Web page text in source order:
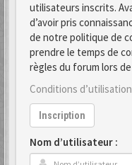
utilisateurs inscrits.
d’avoir pris
de notre politique de
prendre le temps de
règles du forum lors
Conditions d’utilisation
Inscription
Nom d’utilisateur :